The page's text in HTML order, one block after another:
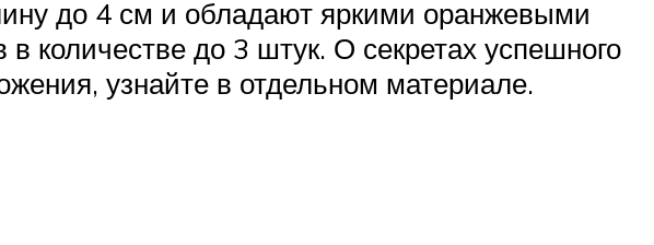
до 4 см и обладают яркими оранжевыми
количестве до 3 штук. О секретах успешного
узнайте в отдельном материале.